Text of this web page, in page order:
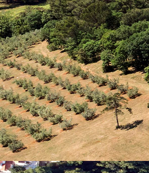
FINANCIRANJE
po uredbi
PLUS